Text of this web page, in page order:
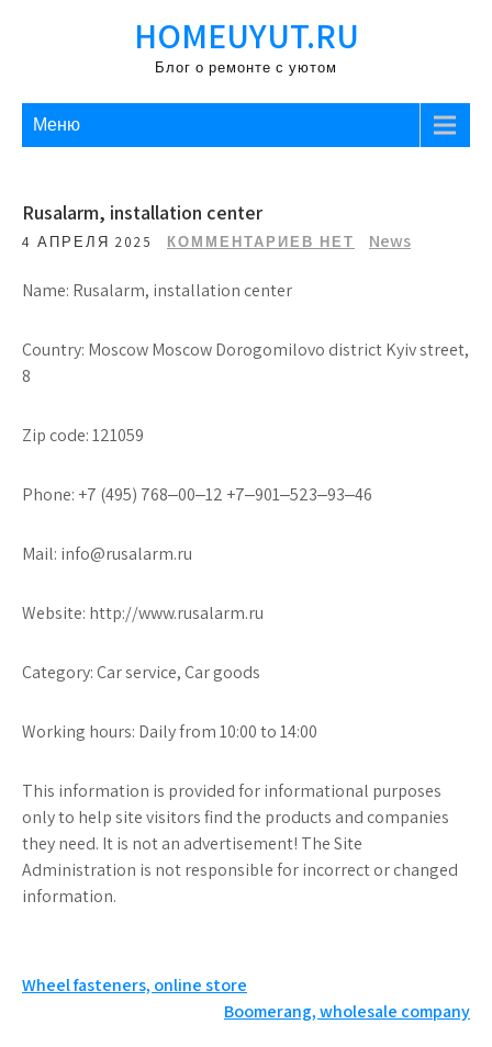
HOMEUYUT.RU
Блог о ремонте с уютом
Меню
Rusalarm, installation center
4 АПРЕЛЯ 2025 КОММЕНТАРИЕВ НЕТ News
Name: Rusalarm, installation center
Country: Moscow Moscow Dorogomilovo district Kyiv street,
8
Zip code: 121059
Phone: +7 (495) 768‒00‒12 +7‒901‒523‒93‒46
Mail: info@rusalarm.ru
Website: http://www.rusalarm.ru
Category: Car service, Car goods
Working hours: Daily from 10:00 to 14:00
This information is provided for informational purposes
only to help site visitors find the products and companies
they need. It is not an advertisement! The Site
Administration is not responsible for incorrect or changed
information.
Навигация
Wheel fasteners, online store
Boomerang, wholesale company